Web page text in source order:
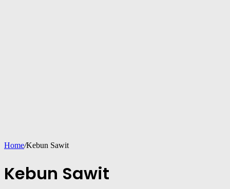
Home/Kebun Sawit
Kebun Sawit